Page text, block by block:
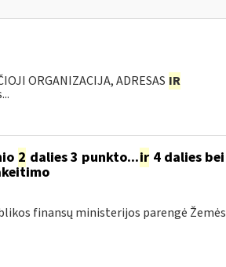
ORGANIZACIJA, ADRESAS IR
2 dalies 3 punkto...ir4 dalies
finansų ministerijos parengė Žemės